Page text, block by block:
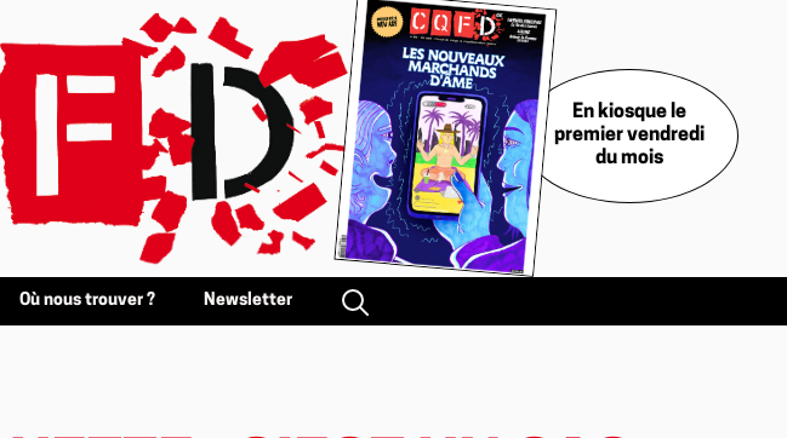
En kiosque le
premier vendredi
du mois
Où nous trouver ? Newsletter